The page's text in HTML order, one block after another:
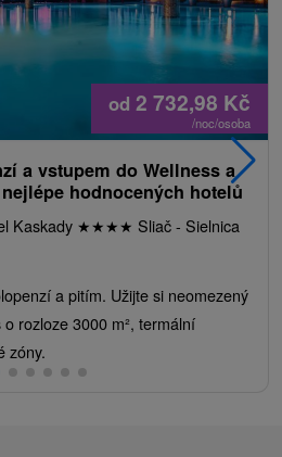
od 2 732,98 Kč
/noc/osoba
a vstupem do Wellness a
hodnocených hotelů
Kaskady ★★★★ Sliač - Sielnica
a pitím. Užijte si neomezený
rozloze 3000 m², termální
zóny.